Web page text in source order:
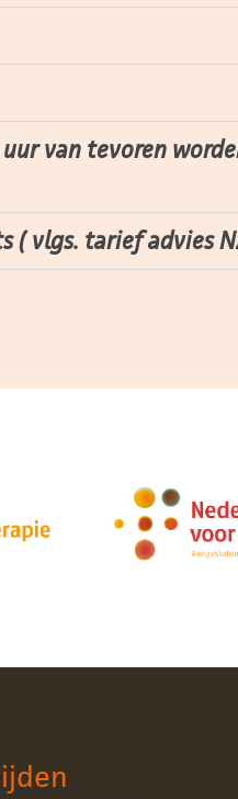
van tevoren
( vlgs. tarief advies